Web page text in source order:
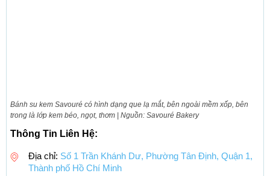
Bánh su kem Savouré có hình dạng que lạ mắt, bên ngoài mềm xốp, bên
trong là lớp kem béo, ngọt, thơm | Nguồn: Savouré Bakery
Thông Tin Liên Hệ:
Địa chỉ: Số 1 Trần Khánh Dư, Phường Tân Định, Quận 1,
Thành phố Hồ Chí Minh